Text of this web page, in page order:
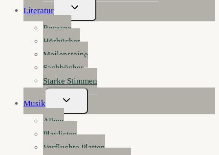
Literatur
Untermenü
Umschalten
Romane
Hörbücher
Meilensteine
Sachbücher
Starke Stimmen
Musik
Untermenü
Umschalten
Alben
Playlisten
Verfluchte Platten